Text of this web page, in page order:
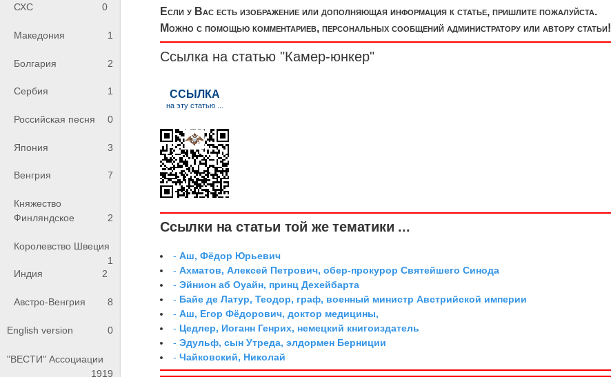
СХС
0
Македония 1
Болгария 2
Сербия 1
Российская песня 0
Япония 3
Венгрия 7
Княжество
Финляндское
2
Королевство Швеция
1
Индия
2
Австро-Венгрия 8
English version 0
"ВЕСТИ" Ассоциации
1919
Если у Вас есть изображение или дополняющая информация к статье, пришлите пожалуйста.
Можно с помощью комментариев, персональных сообщений администратору или автору статьи!
Ссылка на статью "Камер-юнкер"
Ссылки на статьи той же тематики ...
-Аш, Фёдор Юрьевич
-Ахматов, Алексей Петрович, обер-прокурор Святейшего Синода
-Эйнион аб Оуайн, принц Дехейбарта
- Байе де Латур, Теодор, граф, военный министр Австрийской империи
-Аш, Егор Фёдорович, доктор медицины,
- Цедлер, Иоганн Генрих, немецкий книгоиздатель
-Эдульф, сын Утреда, элдормен Берниции
-Чайковский, Николай